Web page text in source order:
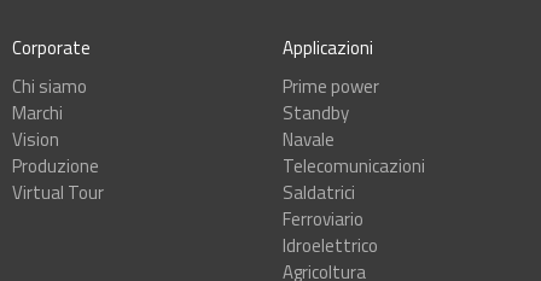
Corporate
Chi siamo
Marchi
Vision
Produzione
Virtual Tour
Applicazioni
Prime power
Standby
Navale
Telecomunicazioni
Saldatrici
Ferroviario
Idroelettrico
Agricoltura